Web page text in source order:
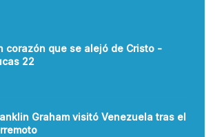
corazón que se alejó de Cristo -
22
Graham visitó Venezuela tras el